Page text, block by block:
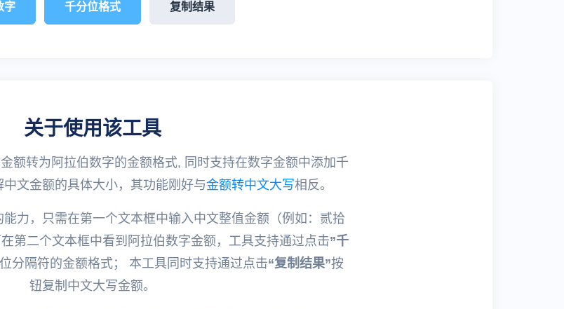
字 千分位格式 复制结果
关于使用该工具
额转为阿拉伯数字的金额格式, 同时支持在数字金额中添加千
文金额的具体大小，其功能刚好与金额转中文大写相反。
力，只需在第一个文本框中输入中文整值金额（例如：贰拾
第二个文本框中看到阿拉伯数字金额，工具支持通过点击”千
分隔符的金额格式； 本工具同时支持通过点击“复制结果”按
钮复制中文大写金额。